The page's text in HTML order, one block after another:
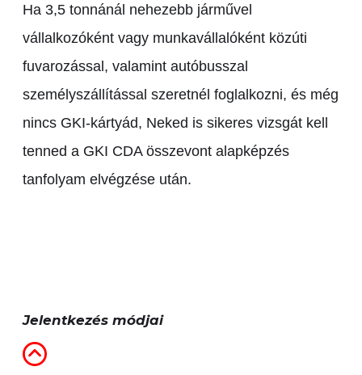
Ha 3,5 tonnánál nehezebb járművel
vállalkozóként vagy munkavállalóként közúti
fuvarozással, valamint autóbusszal
személyszállítással szeretnél foglalkozni, és még
nincs GKI-kártyád, Neked is sikeres vizsgát kell
tenned a GKI CDA összevont alapképzés
tanfolyam elvégzése után.
Jelentkezés módjai